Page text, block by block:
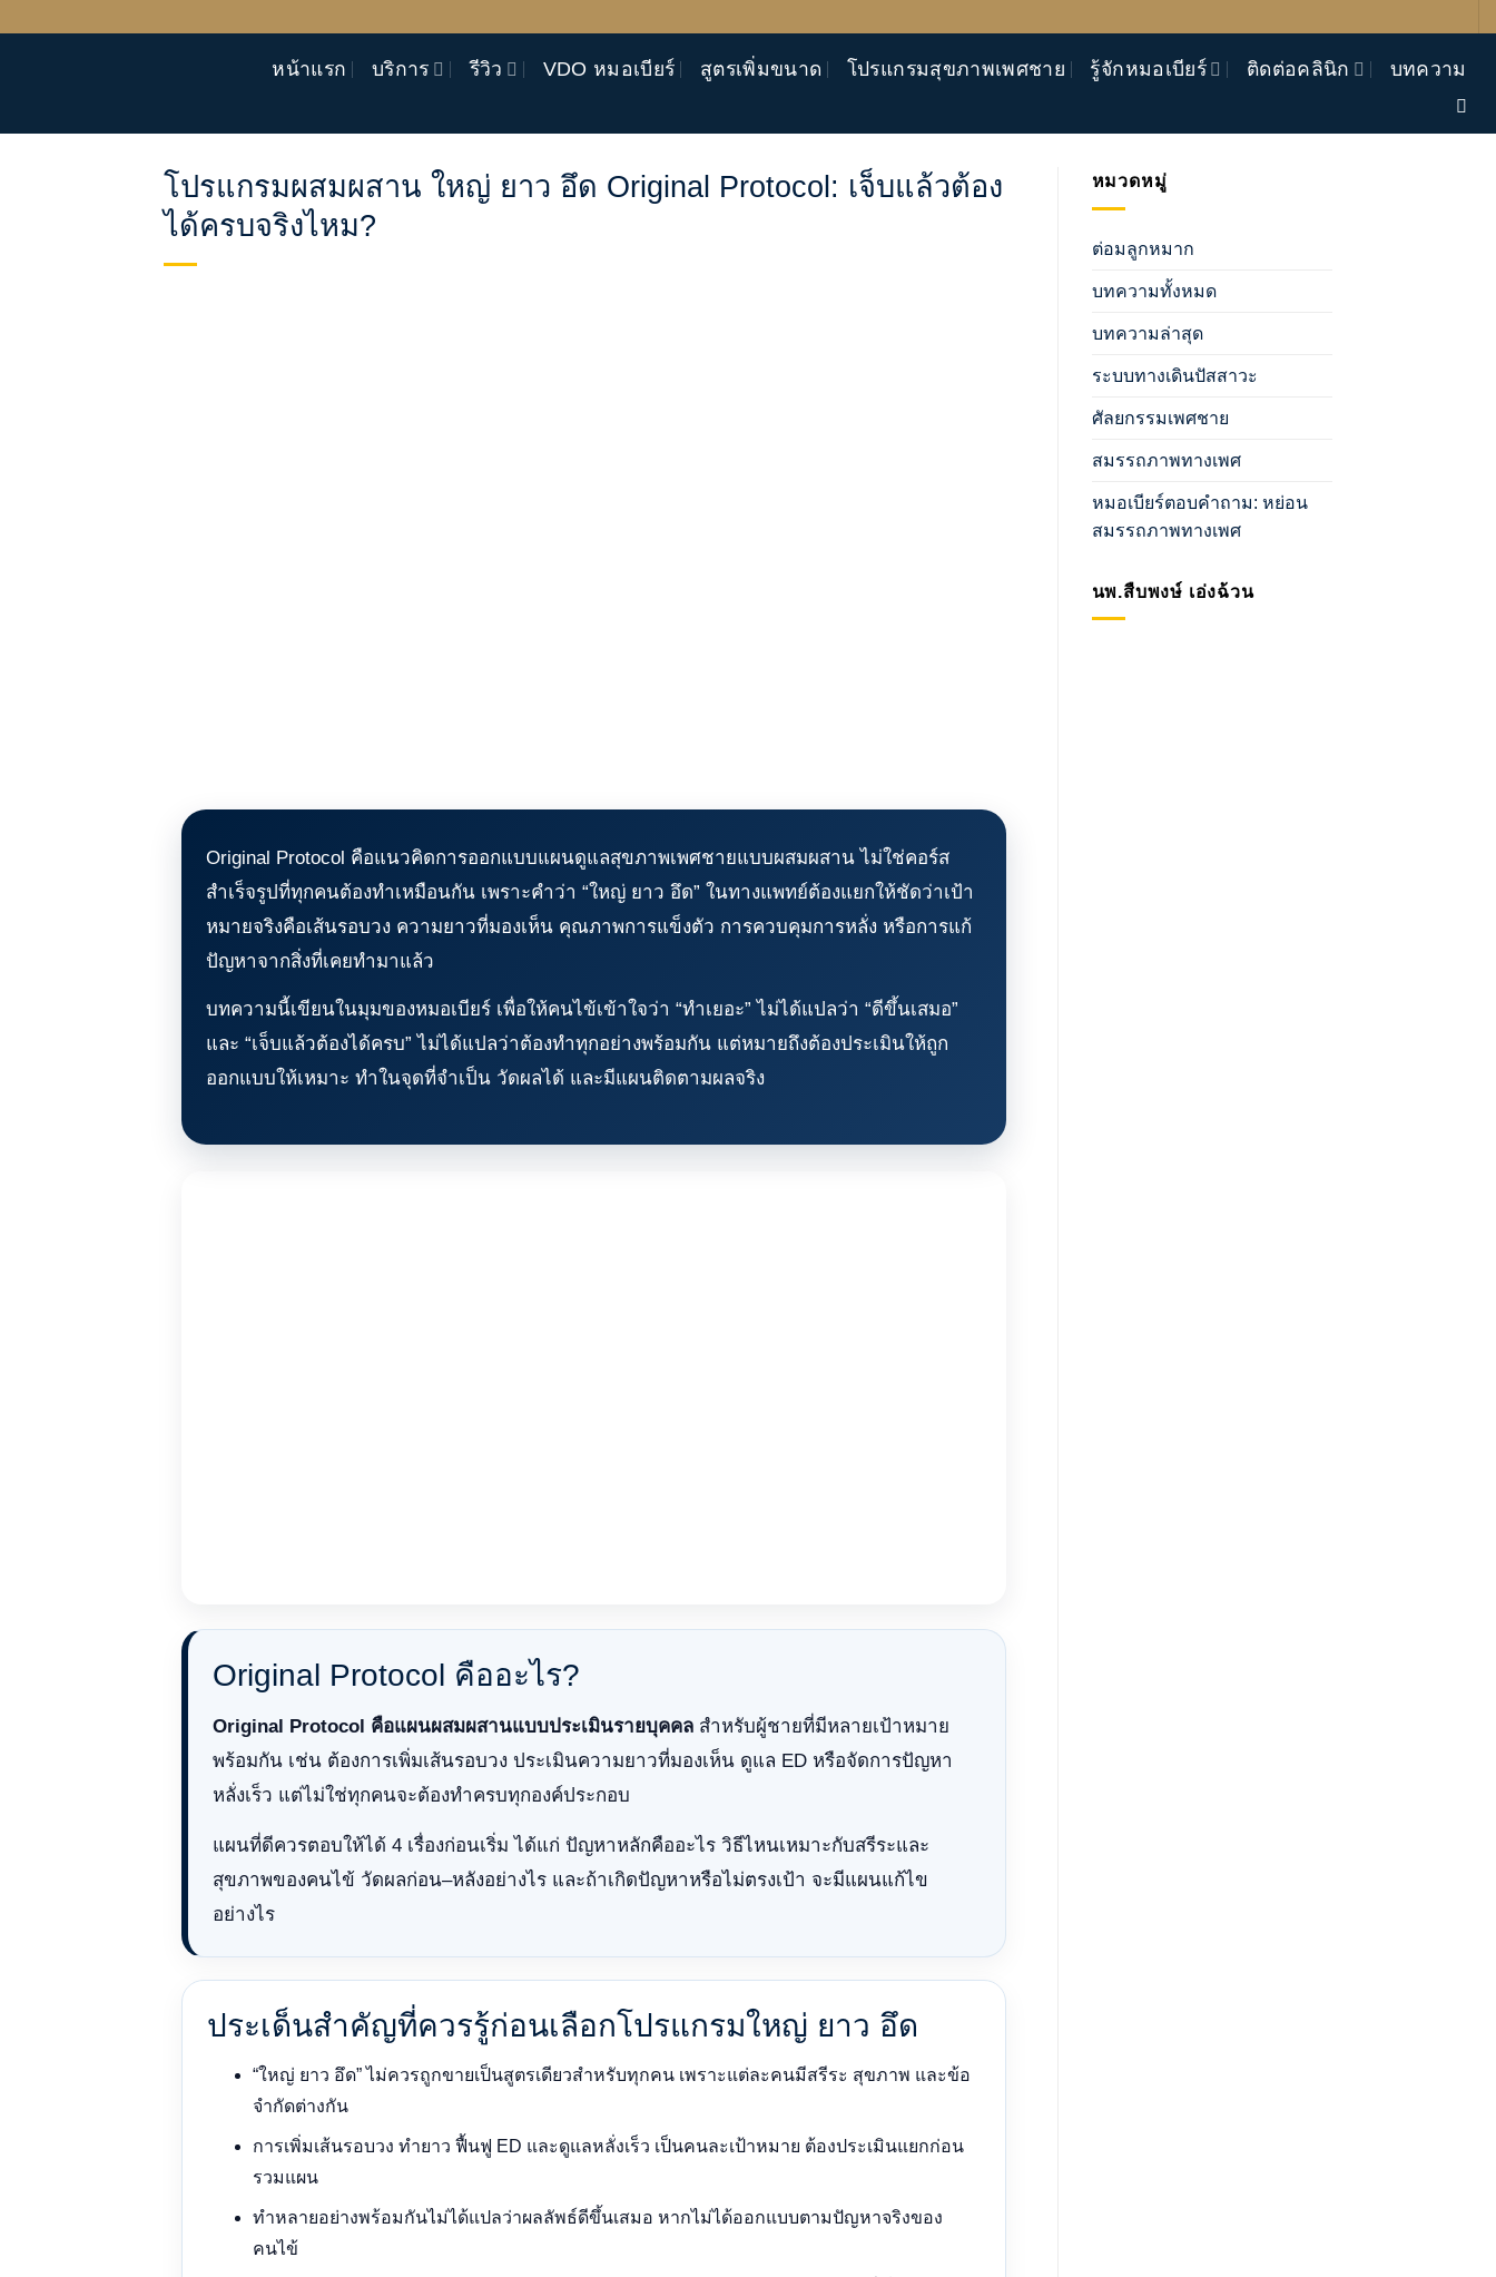
หน้าแรก บริการ รีวิว VDO หมอเบียร์ สูตรเพิ่มขนาด โปรแกรมสุขภาพเพศชาย รู้จักหมอเบียร์ ติดต่อคลินิก บทความ
โปรแกรมผสมผสาน ใหญ่ ยาว อึด Original Protocol: เจ็บแล้วต้อง
ได้ครบจริงไหม?
Original Protocol คือแนวคิดการออกแบบแผนดูแลสุขภาพเพศชายแบบผสมผสาน ไม่ใช่คอร์ส
สำเร็จรูปที่ทุกคนต้องทำเหมือนกัน เพราะคำว่า “ใหญ่ ยาว อึด” ในทางแพทย์ต้องแยกให้ชัดว่าเป้า
หมายจริงคือเส้นรอบวง ความยาวที่มองเห็น คุณภาพการแข็งตัว การควบคุมการหลั่ง หรือการแก้
ปัญหาจากสิ่งที่เคยทำมาแล้ว
บทความนี้เขียนในมุมของหมอเบียร์ เพื่อให้คนไข้เข้าใจว่า “ทำเยอะ” ไม่ได้แปลว่า “ดีขึ้นเสมอ”
และ “เจ็บแล้วต้องได้ครบ” ไม่ได้แปลว่าต้องทำทุกอย่างพร้อมกัน แต่หมายถึงต้องประเมินให้ถูก
ออกแบบให้เหมาะ ทำในจุดที่จำเป็น วัดผลได้ และมีแผนติดตามผลจริง
Original Protocol คืออะไร?
Original Protocol คือแผนผสมผสานแบบประเมินรายบุคคล สำหรับผู้ชายที่มีหลายเป้าหมาย
พร้อมกัน เช่น ต้องการเพิ่มเส้นรอบวง ประเมินความยาวที่มองเห็น ดูแล ED หรือจัดการปัญหา
หลั่งเร็ว แต่ไม่ใช่ทุกคนจะต้องทำครบทุกองค์ประกอบ
แผนที่ดีควรตอบให้ได้ 4 เรื่องก่อนเริ่ม ได้แก่ ปัญหาหลักคืออะไร วิธีไหนเหมาะกับสรีระและ
สุขภาพของคนไข้ วัดผลก่อน–หลังอย่างไร และถ้าเกิดปัญหาหรือไม่ตรงเป้า จะมีแผนแก้ไข
อย่างไร
ประเด็นสำคัญที่ควรรู้ก่อนเลือกโปรแกรมใหญ่ ยาว อึด
“ใหญ่ ยาว อึด” ไม่ควรถูกขายเป็นสูตรเดียวสำหรับทุกคน เพราะแต่ละคนมีสรีระ สุขภาพ และข้อ
จำกัดต่างกัน
การเพิ่มเส้นรอบวง ทำยาว ฟื้นฟู ED และดูแลหลั่งเร็ว เป็นคนละเป้าหมาย ต้องประเมินแยกก่อน
รวมแผน
ทำหลายอย่างพร้อมกันไม่ได้แปลว่าผลลัพธ์ดีขึ้นเสมอ หากไม่ได้ออกแบบตามปัญหาจริงของ
คนไข้
หมวดหมู่
ต่อมลูกหมาก
บทความทั้งหมด
บทความล่าสุด
ระบบทางเดินปัสสาวะ
ศัลยกรรมเพศชาย
สมรรถภาพทางเพศ
หมอเบียร์ตอบคำถาม: หย่อน
สมรรถภาพทางเพศ
นพ.สืบพงษ์ เอ่งฉ้วน